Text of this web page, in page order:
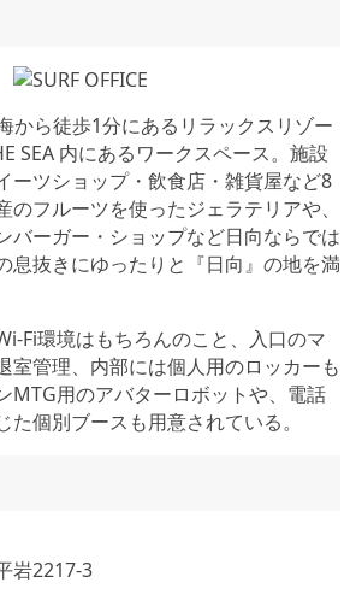
から徒歩1分にあるリラックスリゾー
SEA 内にあるワークスペース。施設
ーツショップ・飲食店・雑貨屋など8
のフルーツを使ったジェラテリアや、
バーガー・ショップなど日向ならでは
息抜きにゆったりと『日向』の地を満
Fi環境はもちろんのこと、入口のマ
室管理、内部には個人用のロッカーも
MTG用のアバターロボットや、電話
個別ブースも用意されている。
岩2217-3